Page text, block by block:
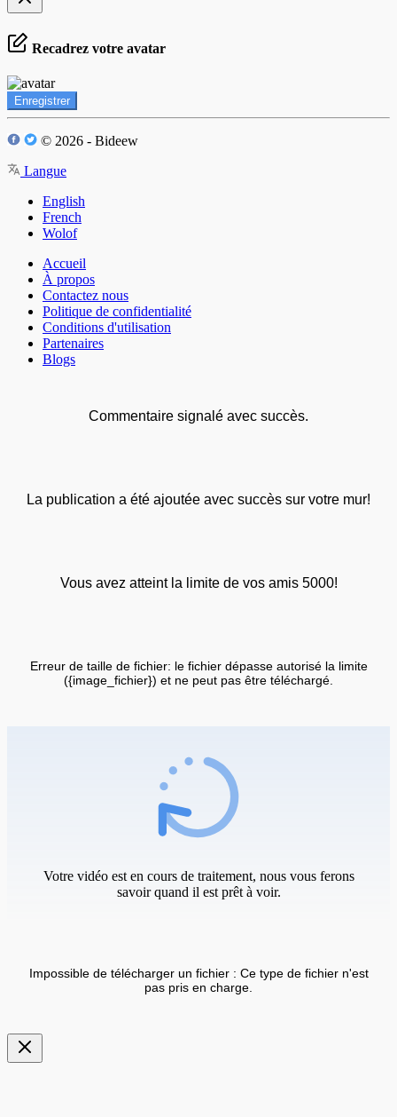
Recadrez votre avatar
Enregistrer
© 2026 - Bideew
Langue
English
French
Wolof
Accueil
À propos
Contactez nous
Politique de confidentialité
Conditions d'utilisation
Partenaires
Blogs
Commentaire signalé avec succès.
La publication a été ajoutée avec succès sur votre mur!
Vous avez atteint la limite de vos amis 5000!
Erreur de taille de fichier: le fichier dépasse autorisé la limite
({image_fichier}) et ne peut pas être téléchargé.
Votre vidéo est en cours de traitement, nous vous ferons
savoir quand il est prêt à voir.
Impossible de télécharger un fichier : Ce type de fichier n'est
pas pris en charge.